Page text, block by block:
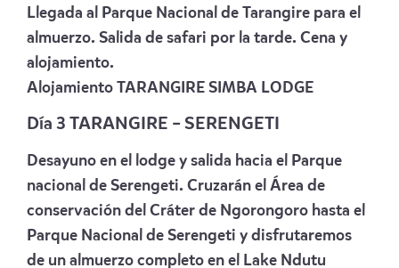
Llegada al Parque Nacional de Tarangire para el
almuerzo. Salida de safari por la tarde. Cena y
alojamiento.
Alojamiento TARANGIRE SIMBA LODGE
Día 3 TARANGIRE – SERENGETI
Desayuno en el lodge y salida hacia el Parque
nacional de Serengeti. Cruzarán el Área de
conservación del Cráter de Ngorongoro hasta el
Parque Nacional de Serengeti y disfrutaremos
de un almuerzo completo en el Lake Ndutu